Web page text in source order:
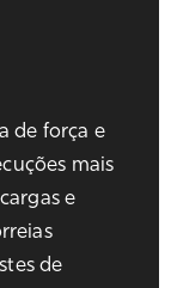
de força e
mais
e
de